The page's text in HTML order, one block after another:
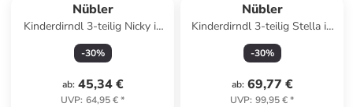
Nübler
Kinderdirndl 3-teilig Nicky in
Blau
-30%
ab: 45,34 €
UVP: 64,95 €*
Nübler
Kinderdirndl 3-teilig Stella in
Taupe
-30%
ab: 69,77 €
UVP: 99,95 €*